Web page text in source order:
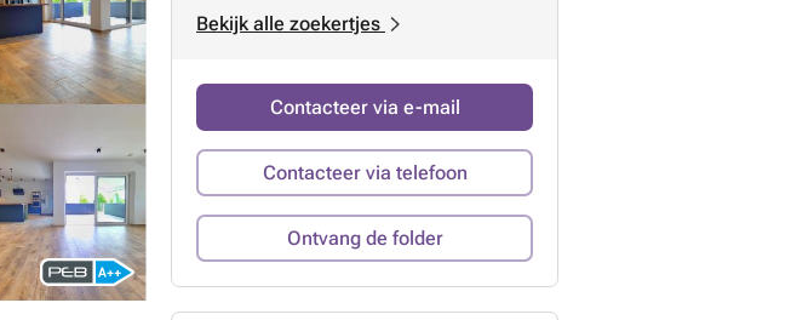
Bekijk alle zoekertjes
Contacteer via e-mail
Contacteer via telefoon
Ontvang de folder